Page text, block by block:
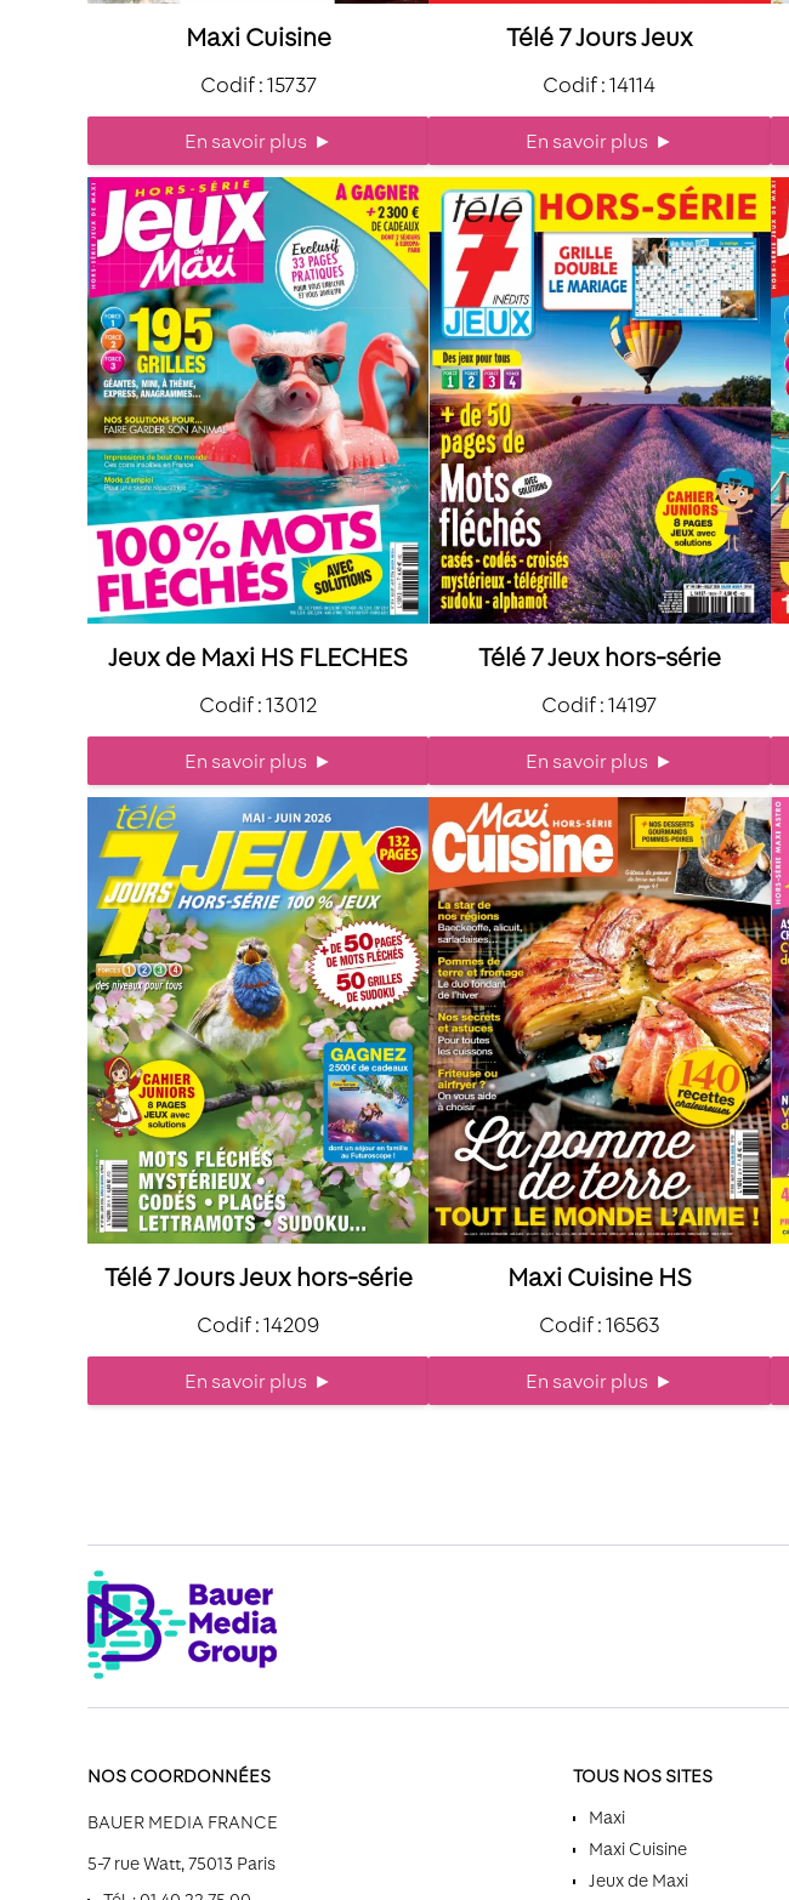
Maxi Cuisine
Codif : 15737
En savoir plus ►
Télé 7 Jours Jeux
Codif : 14114
En savoir plus ►
Jeux de Maxi HS FLECHES
Codif : 13012
En savoir plus ►
Télé 7 Jeux hors-série
Codif : 14197
En savoir plus ►
Télé 7 Jours Jeux hors-série
Codif : 14209
En savoir plus ►
Maxi Cuisine HS
Codif : 16563
En savoir plus ►
NOS COORDONNÉES
BAUER MEDIA FRANCE
5-7 rue Watt, 75013 Paris
TOUS NOS SITES
Maxi
Maxi Cuisine
Jeux de Maxi